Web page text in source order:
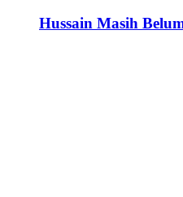
Hussain Masih